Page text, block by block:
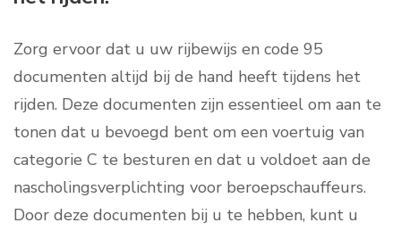
Zorg ervoor dat u uw rijbewijs en code 95
documenten altijd bij de hand heeft tijdens het
rijden. Deze documenten zijn essentieel om aan te
tonen dat u bevoegd bent om een voertuig van
categorie C te besturen en dat u voldoet aan de
nascholingsverplichting voor beroepschauffeurs.
Door deze documenten bij u te hebben, kunt u